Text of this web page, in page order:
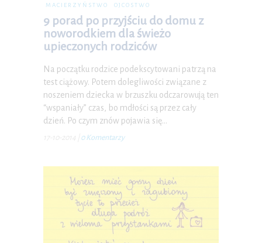
MACIERZYŃSTWO OJCOSTWO
9 porad po przyjściu do domu z
noworodkiem dla świeżo
upieczonych rodziców
Na początku rodzice podekscytowani patrzą na
test ciążowy. Potem dolegliwości związane z
noszeniem dziecka w brzuszku odczarowują ten
“wspaniały” czas, bo mdłości są przez cały
dzień. Po czym znów pojawia się…
17-10-2014 0 Komentarzy